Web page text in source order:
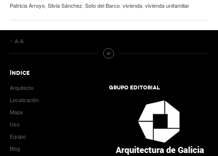
Patricia Arroyo Silvia Sánchez Soto del Barco vivienda vivienda unifamiliar
A-A
ÍNDICE
Arquitecto
Localización
Mapa
Uso
Equipo
Blog
GRUPO EDITORIAL